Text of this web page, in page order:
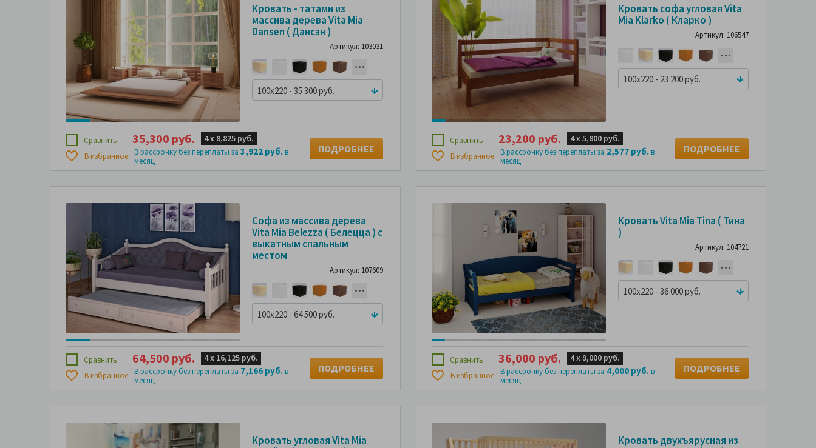
Кровать - татами из
массива дерева Vita Mia
Dansen ( Дансэн )
Артикул: 103031
100x220 - 35 300 руб.
Сравнить
В избранное
35,300 руб. 4 х 8,825 руб.
В рассрочку без переплаты за 3,922 руб.в
месяц
ПОДРОБНЕЕ
Кровать софа угловая Vita
Mia Klarko ( Кларко )
Артикул: 106547
100x220 - 23 200 руб.
Сравнить
В избранное
23,200 руб. 4 х5,800 руб.
В рассрочку без переплаты за 2,577 руб.в
месяц
ПОДРОБНЕЕ
Софа из массива дерева
Vita Mia Belezza ( Белецца ) с
выкатным спальным
местом
Артикул: 107609
100x220 - 64 500 руб.
Сравнить
В избранное
64,500 руб. 4 х 16,125 руб.
В рассрочку без переплаты за 7,166 руб.в
месяц
ПОДРОБНЕЕ
Кровать Vita Mia Tina ( Тина
)
Артикул: 104721
100x220 - 36 000 руб.
Сравнить
В избранное
36,000 руб. 4 х 9,000 руб.
В рассрочку без переплаты за 4,000 руб.в
месяц
ПОДРОБНЕЕ
Кровать угловая Vita Mia
Кровать двухъярусная из